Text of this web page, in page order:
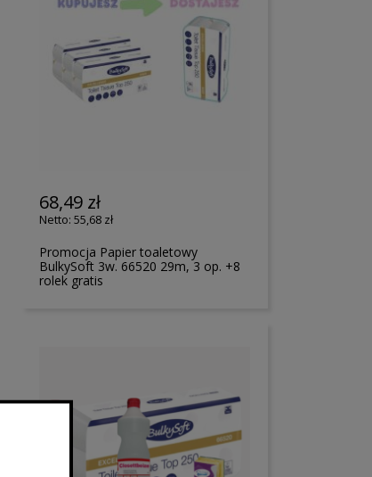
68,49 zł
55,68 zł
Promocja Papier toaletowy
BulkySoft 3w. 66520 29m, 3 op. +8
rolek gratis